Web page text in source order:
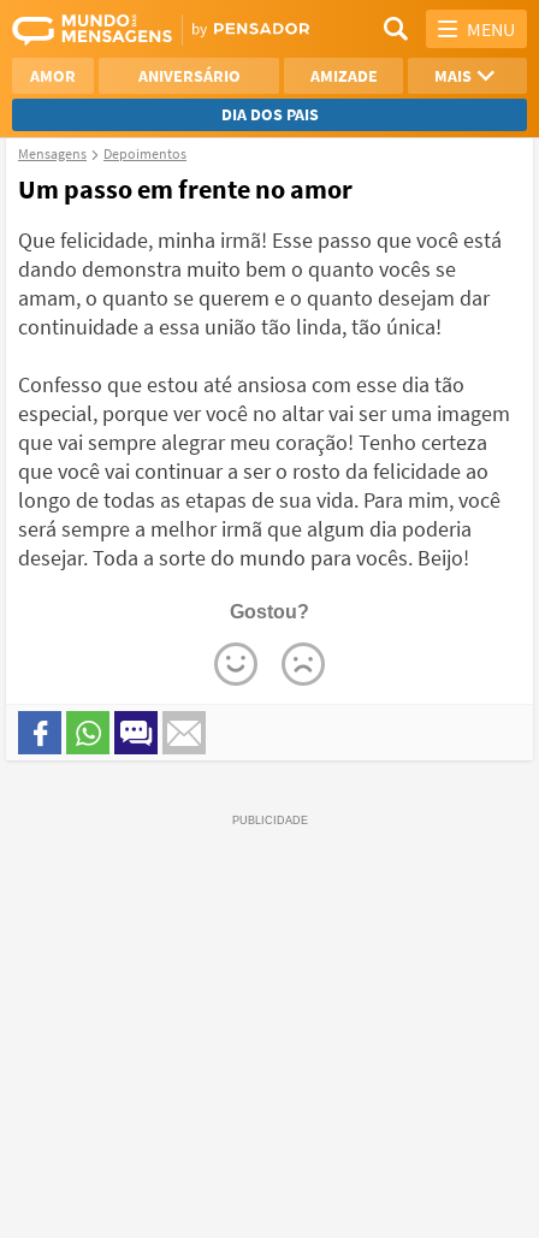
MENU
AMOR ANIVERSÁRIO AMIZADE
MAIS
DIA DOS PAIS
NAMORO
VER TODAS
Mensagens Depoimentos
Um passo em frente no amor
Que felicidade, minha irmã! Esse passo que você está
dando demonstra muito bem o quanto vocês se
amam, o quanto se querem e o quanto desejam dar
continuidade a essa união tão linda, tão única!
Confesso que estou até ansiosa com esse dia tão
especial, porque ver você no altar vai ser uma imagem
que vai sempre alegrar meu coração! Tenho certeza
que você vai continuar a ser o rosto da felicidade ao
longo de todas as etapas de sua vida. Para mim, você
será sempre a melhor irmã que algum dia poderia
desejar. Toda a sorte do mundo para vocês. Beijo!
Gostou?